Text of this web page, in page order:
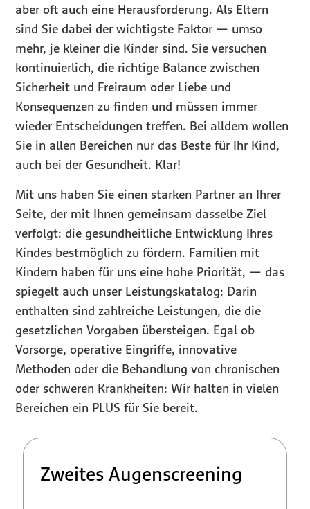
aber oft auch eine Herausforderung. Als Eltern
sind Sie dabei der wichtigste Faktor — umso
mehr, je kleiner die Kinder sind. Sie versuchen
kontinuierlich, die richtige Balance zwischen
Sicherheit und Freiraum oder Liebe und
Konsequenzen zu finden und müssen immer
wieder Entscheidungen treffen. Bei alldem wollen
Sie in allen Bereichen nur das Beste für Ihr Kind,
auch bei der Gesundheit. Klar!
Mit uns haben Sie einen starken Partner an Ihrer
Seite, der mit Ihnen gemeinsam dasselbe Ziel
verfolgt: die gesundheitliche Entwicklung Ihres
Kindes bestmöglich zu fördern. Familien mit
Kindern haben für uns eine hohe Priorität, — das
spiegelt auch unser Leistungskatalog: Darin
enthalten sind zahlreiche Leistungen, die die
gesetzlichen Vorgaben übersteigen. Egal ob
Vorsorge, operative Eingriffe, innovative
Methoden oder die Behandlung von chronischen
oder schweren Krankheiten: Wir halten in vielen
Bereichen ein PLUS für Sie bereit.
Zweites Augenscreening